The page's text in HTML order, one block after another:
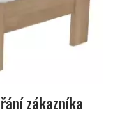
zákazníka